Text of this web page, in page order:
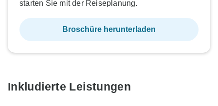
starten Sie mit der Reiseplanung.
Broschüre herunterladen
Inkludierte Leistungen